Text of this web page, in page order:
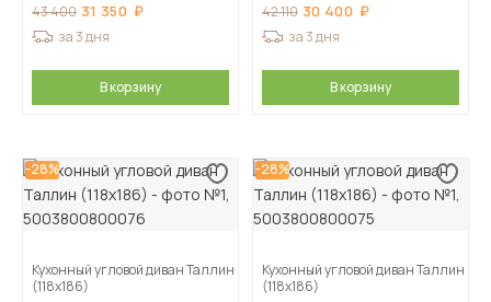
43 400 31 350
за 3 дня
В корзину
42 110 30 400
за 3 дня
В корзину
-28%
Кухонный угловой диван Таллин
(118х186)
-28%
Кухонный угловой диван Таллин
(118х186)